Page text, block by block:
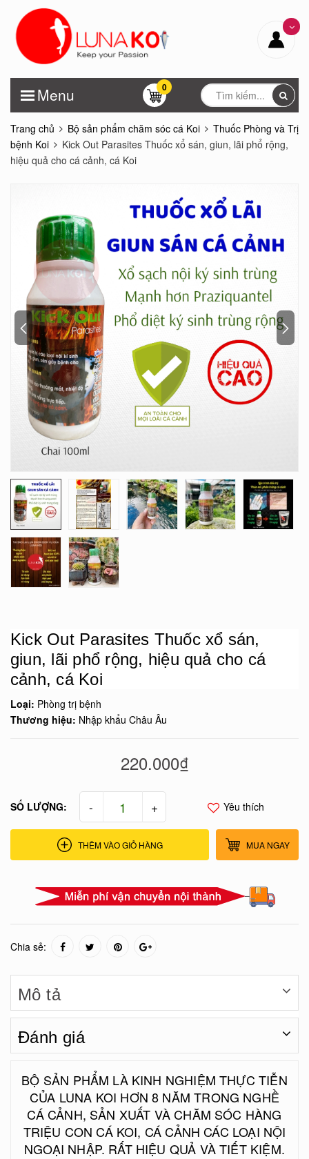
0
Menu
Trang chủ Bộ sản phẩm chăm sóc cá Koi
Thuốc Phòng và Trị
bệnh Koi
Kick Out Parasites Thuốc xổ sán, giun, lãi phổ rộng,
hiệu quả cho cá cảnh, cá Koi
Kick Out Parasites Thuốc xổ sán,
giun, lãi phổ rộng, hiệu quả cho cá
cảnh, cá Koi
Loại: Phòng trị bệnh
Thương hiệu: Nhập khẩu Châu Âu
220.000₫
SỐ LƯỢNG: - + Yêu thích
THÊM VÀO GIỎ HÀNG MUA NGAY
Chia sẻ:
Mô tả
Đánh giá
BỘ SẢN PHẨM LÀ KINH NGHIỆM THỰC TIỄN
CỦA LUNA KOI HƠN 8 NĂM TRONG NGHỀ
CÁ CẢNH, SẢN XUẤT VÀ CHĂM SÓC HÀNG
TRIỆU CON CÁ KOI, CÁ CẢNH CÁC LOẠI NỘI
NGOẠI NHẬP. RẤT HIỆU QUẢ VÀ TIẾT KIỆM.